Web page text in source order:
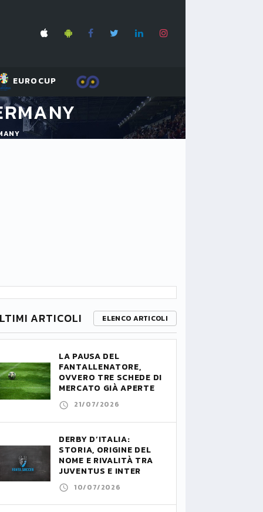
EUROCUP
ARTICOLI ELENCO ARTICOLI
LA PAUSA DEL
FANTALLENATORE,
OVVERO TRE SCHEDE DI
MERCATO GIÀ APERTE
21/07/2026
DERBY D’ITALIA:
STORIA, ORIGINE DEL
NOME E RIVALITÀ TRA
JUVENTUS E INTER
10/07/2026